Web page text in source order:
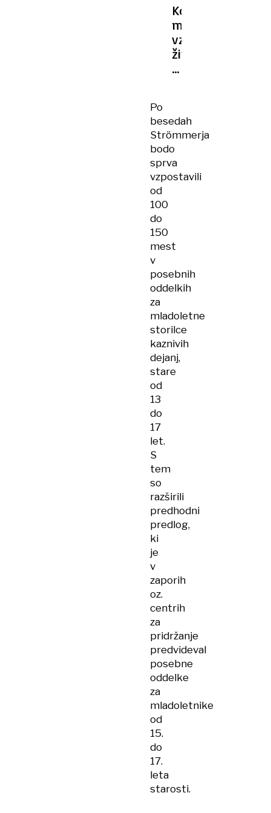
Ko
mladoletnik
vzame
življenje:
primeri,
Slovenijo
Po
besedah
Strömmerja
bodo
sprva
vzpostavili
od
100
do
150
mest
v
posebnih
oddelkih
za
mladoletne
storilce
kaznivih
dejanj,
stare
od
13
do
17
let.
S
tem
so
razširili
predhodni
predlog,
ki
je
v
zaporih
oz.
centrih
za
pridržanje
predvideval
posebne
oddelke
za
mladoletnike
od
15.
do
17.
leta
starosti.